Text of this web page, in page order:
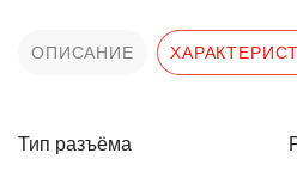
ОПИСАНИЕ
Тип разъёма